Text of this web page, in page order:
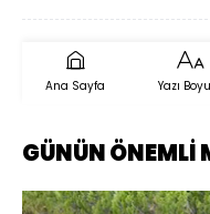
Ana Sayfa Yazı
GÜNÜN ÖNEMLİ